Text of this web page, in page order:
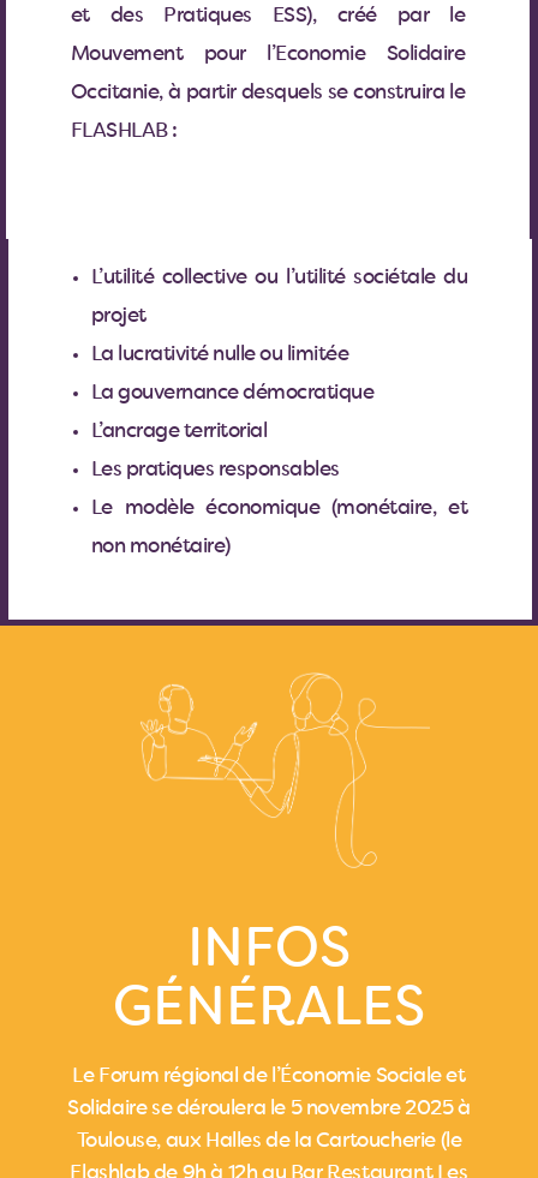
et des Pratiques ESS), créé par le
Mouvement pour l’Economie Solidaire
Occitanie, à partir desquels se construira le
FLASHLAB :
L’utilité collective ou l’utilité sociétale du
projet
La lucrativité nulle ou limitée
La gouvernance démocratique
L’ancrage territorial
Les pratiques responsables
Le modèle économique (monétaire, et
non monétaire)
INFOS
GÉNÉRALES
Le Forum régional de l’Économie Sociale et
Solidaire se déroulera le 5 novembre 2025 à
Toulouse, aux Halles de la Cartoucherie (le
Flashlab de 9h à 12h au Bar Restaurant Les